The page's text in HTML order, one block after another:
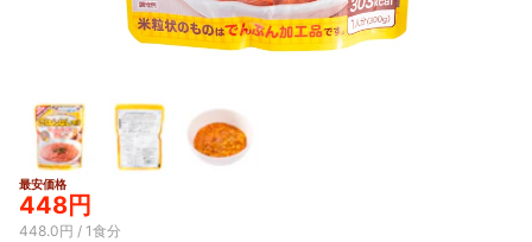
最安価格
448円
448.0円 / 1食分